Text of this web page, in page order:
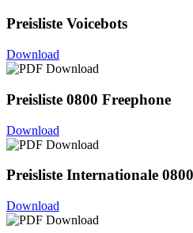
Preisliste Voicebots
Download
Preisliste 0800 Freephone
Download
Preisliste Internationale
Download